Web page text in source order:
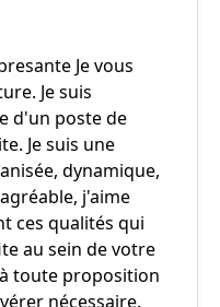
Je vous
Je suis
d'un poste de
Je suis une
dynamique,
j'aime
ces qualités qui
au sein de votre
toute proposition
nécessaire.